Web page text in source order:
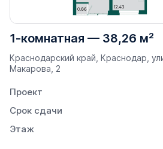
1-комнатная — 38,26 м²
Краснодарский край, Краснодар,
Макарова, 2
Проект
Срок сдачи
Этаж